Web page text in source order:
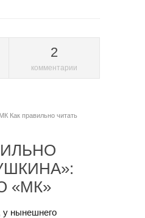
2
комментарии
Как правильно читать
«МК»
нынешнего